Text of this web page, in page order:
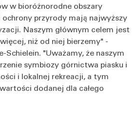
w bioróżnorodne obszary
przyrody mają najwyższy
Naszym głównym celem jest
niż od niej bierzemy" -
Schielein. "Uważamy, że naszym
symbiozy górnictwa piasku i
i lokalnej rekreacji, a tym
dodanej dla całego